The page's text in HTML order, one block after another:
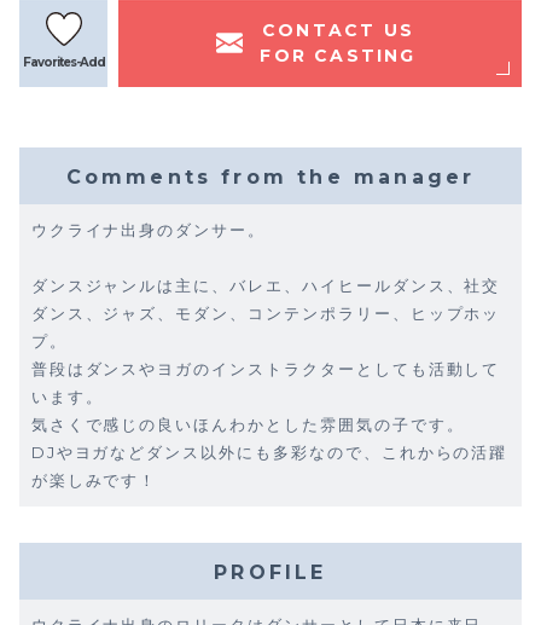
Favorites-Add
CONTACT US
FOR CASTING
Comments from the manager
ウクライナ出身のダンサー。
ダンスジャンルは主に、バレエ、ハイヒールダンス、社交
ダンス、ジャズ、モダン、コンテンポラリー、ヒップホッ
プ。
普段はダンスやヨガのインストラクターとしても活動して
います。
気さくで感じの良いほんわかとした雰囲気の子です。
DJやヨガなどダンス以外にも多彩なので、これからの活躍
が楽しみです！
PROFILE